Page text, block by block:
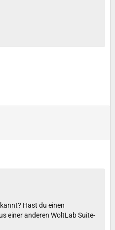
Hast du einen
einer anderen WoltLab Suite-